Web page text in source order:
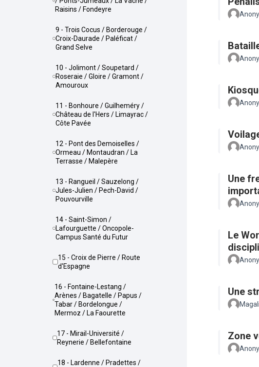
Raisins / Fondeyre
9 - Trois Cocus / Borderouge /
Croix-Daurade / Paléficat /
Grand Selve
10 - Jolimont / Soupetard /
Roseraie / Gloire / Gramont /
Amouroux
11 - Bonhoure / Guilheméry /
Château de l'Hers / Limayrac /
Côte Pavée
12 - Pont des Demoiselles /
Ormeau / Montaudran / La
Terrasse / Malepère
13 - Rangueil / Sauzelong /
Jules-Julien / Pech-David /
Pouvourville
14 - Saint-Simon /
Lafourguette / Oncopole-
Campus Santé du Futur
15 - Croix de Pierre / Route
d'Espagne
16 - Fontaine-Lestang /
Arènes / Bagatelle / Papus /
Tabar / Bordelongue /
Mermoz / La Faourette
17 - Mirail-Université /
Reynerie / Bellefontaine
18 - Lardenne / Pradettes /
Une
Le
Une
Magali
Zone